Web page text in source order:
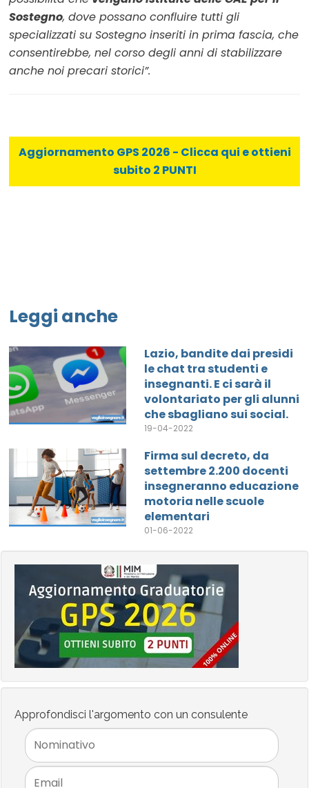
Sostegno, dove possano confluire tutti gli
specializzati su Sostegno inseriti in prima fascia, che
consentirebbe, nel corso degli anni di stabilizzare
anche noi precari storici”.
Aggiornamento GPS 2026 - Clicca qui e ottieni
subito 2 PUNTI
Leggi anche
Lazio, bandite dai presidi
le chat tra studenti e
insegnanti. E ci sarà il
volontariato per gli alunni
che sbagliano sui social.
19-04-2022
Firma sul decreto, da
settembre 2.200 docenti
insegneranno educazione
motoria nelle scuole
elementari
01-06-2022
Approfondisci l'argomento con un consulente